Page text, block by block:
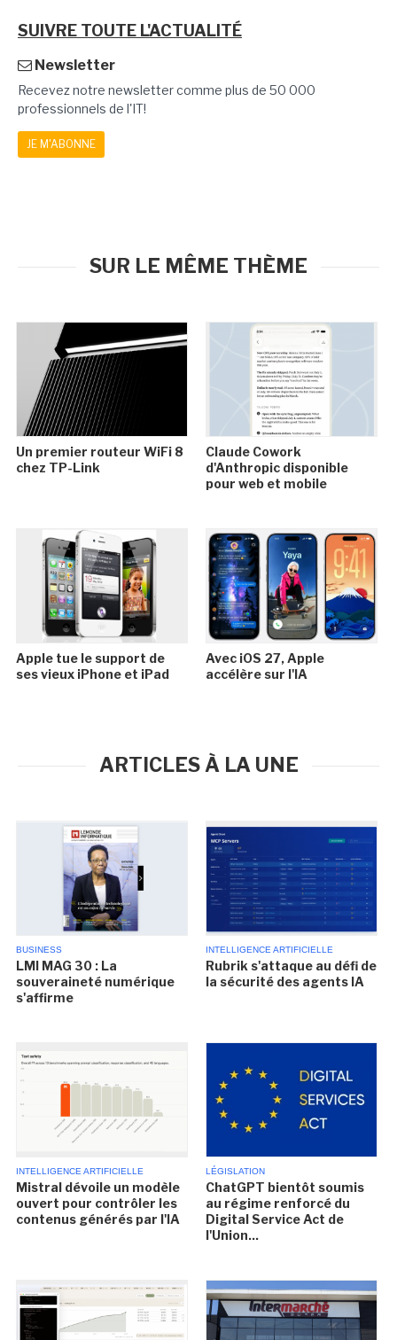
SUIVRE TOUTE L'ACTUALITÉ
Newsletter
Recevez notre newsletter comme plus de 50 000
professionnels de l'IT!
JE M'ABONNE
SUR LE MÊME THÈME
Un premier routeur WiFi 8
chez TP-Link
Claude Cowork
d'Anthropic disponible
pour web et mobile
Apple tue le support de
ses vieux iPhone et iPad
Avec iOS 27, Apple
accélère sur l'IA
ARTICLES À LA UNE
BUSINESS
LMI MAG 30 : La
souveraineté numérique
s'affirme
INTELLIGENCE ARTIFICIELLE
Rubrik s'attaque au défi de
la sécurité des agents IA
INTELLIGENCE ARTIFICIELLE
Mistral dévoile un modèle
ouvert pour contrôler les
contenus générés par l'IA
LÉGISLATION
ChatGPT bientôt soumis
au régime renforcé du
Digital Service Act de
l'Union...